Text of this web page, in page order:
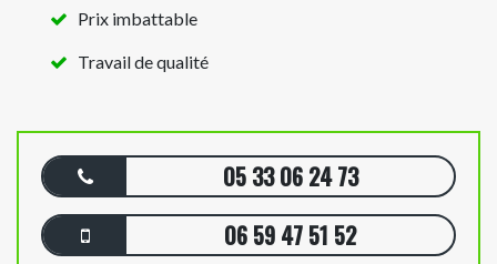
Prix imbattable
Travail de qualité
05 33 06 24 73
06 59 47 51 52